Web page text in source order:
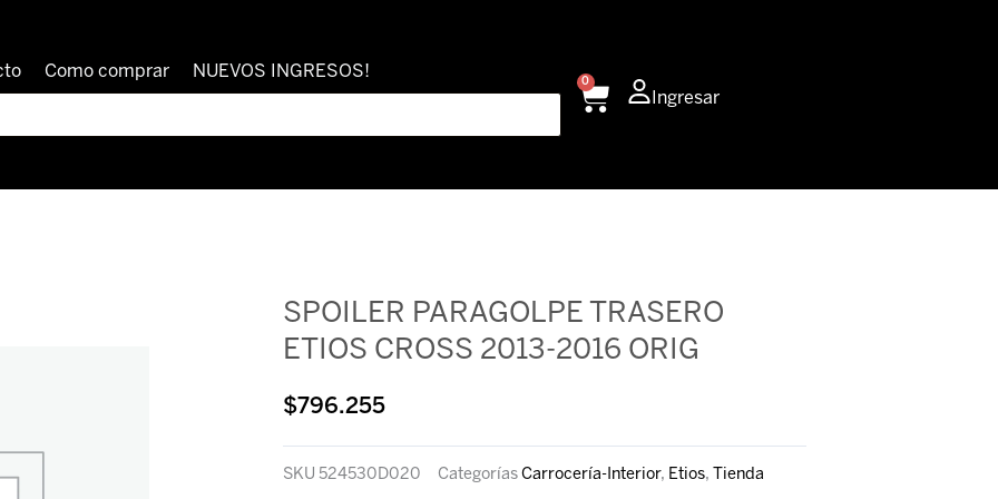
Como comprar NUEVOS INGRESOS!
0
CarritoIngresar
SPOILER PARAGOLPE TRASERO
ETIOS CROSS 2013-2016 ORIG
$796.255
SKU 524530D020 Categorías Carrocería-Interior, Etios, Tienda